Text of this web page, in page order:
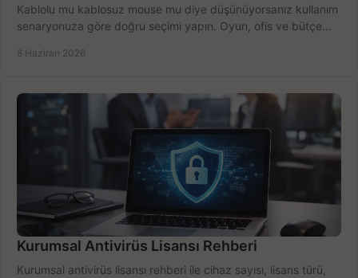
Kablolu mu kablosuz mouse mu diye düşünüyorsanız kullanım
senaryonuza göre doğru seçimi yapın. Oyun, ofis ve bütçe
8 Haziran 2026
Kurumsal Antivirüs Lisansı Rehberi
Kurumsal antivirüs lisansı rehberi ile cihaz sayısı, lisans türü,